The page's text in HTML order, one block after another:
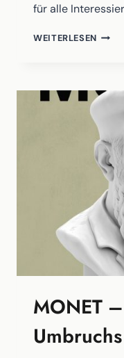
für alle
WEITERLESEN
MONET
Umbruchs